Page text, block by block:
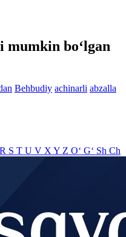
mumkin bo‘lgan
Behbudiy achinarli abzalla
R S T U V X Y Z O‘ G‘ Sh Ch